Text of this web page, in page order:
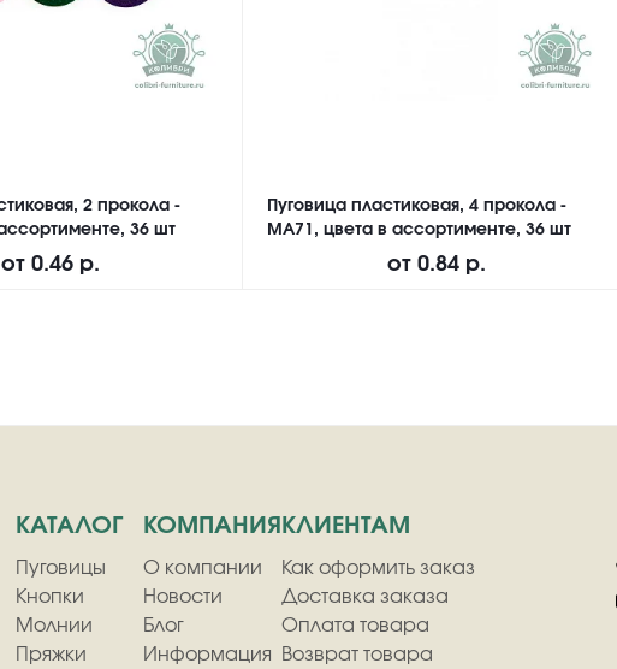
2 прокола -
36 шт
от 0.46 р.
Пуговица пластиковая, 4 прокола -
MA71, цвета в ассортименте, 36 шт
от 0.84 р.
КАТАЛОГ
Пуговицы
Кнопки
Молнии
Пряжки
КОМПАНИЯ
О компании
Новости
Блог
Информация
КЛИЕНТАМ
Как оформить заказ
Доставка заказа
Оплата товара
Возврат товара